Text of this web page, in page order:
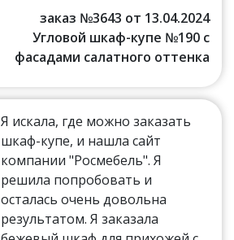
заказ №3643 от 13.04.2024
Угловой шкаф-купе №190 с
фасадами салатного оттенка
Я искала, где можно заказать
шкаф-купе, и нашла сайт
компании "Росмебель". Я
решила попробовать и
осталась очень довольна
результатом. Я заказала